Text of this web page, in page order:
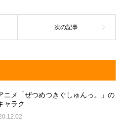
o
ニメ「ぜつめつきぐしゅんっ。」の
ャラク...